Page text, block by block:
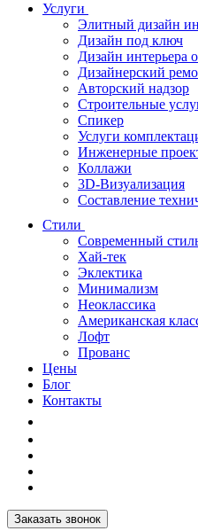
Услуги
Элитный дизайн
Дизайн под ключ
Дизайн интерьера
Дизайнерский
Авторский надзор
Строительные
Спикер
Услуги
Инженерные
Коллажи
3D-Визуализация
Составление
Стили
Современный
Хай-тек
Эклектика
Минимализм
Неоклассика
Американская
Лофт
Прованс
Цены
Блог
Контакты
Заказать звонок